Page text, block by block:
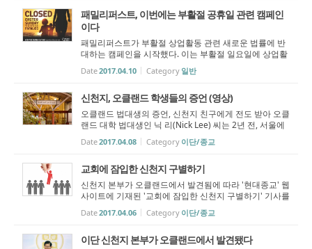
패밀리퍼스트, 이번에는 부활절 공휴일 관련 캠페인
이다
패밀리퍼스트가 부활절 상업활동 관련 새로운 법률에 반
대하는 캠페인을 시작했다. 이는 부활절 일요일에 상업활
동 허가 여부에 대한 결정을 지방 당국들에게 맡기는 법률
이다. 부활절 휴가문화를 유지하려는 이 캠페인은 소비자
Date2017.04.10 Category 일반
신천지, 오클랜드 학생들의 증언 (영상)
오클랜드 법대생의 증언, 신천지 친구에게 전도 받아 오클
랜드 대학 법대생인 닉 리(Nick Lee) 씨는 2년 전, 서울에
다녀오는 동안 친구에 의해서 한 성경공부 그룹에 초대를
받았다. 하지만 그는 친구가 '신천지' 신도였고 그를 끌어
Date2017.04.08 Category 이단/종교
교회에 잠입한 신천지 구별하기
신천지 본부가 오클랜드에서 발견됨에 따라 '현대종교' 웹
사이트에 기재된 '교회에 잠입한 신천지 구별하기' 기사를
올립니다. 앞으로 뉴질랜드 한인교회들에게 도움이 될만
한 신천지 관련 기사를 종종 올리도록 하겠습니다. - 원처
Date2017.04.06 Category 이단/종교
이단 신천지 본부가 오클랜드에서 발견됐다